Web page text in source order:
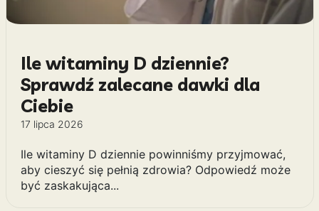
Ile witaminy D dziennie?
Sprawdź zalecane dawki dla
Ciebie
17 lipca 2026
Ile witaminy D dziennie powinniśmy przyjmować,
aby cieszyć się pełnią zdrowia? Odpowiedź może
być zaskakująca...